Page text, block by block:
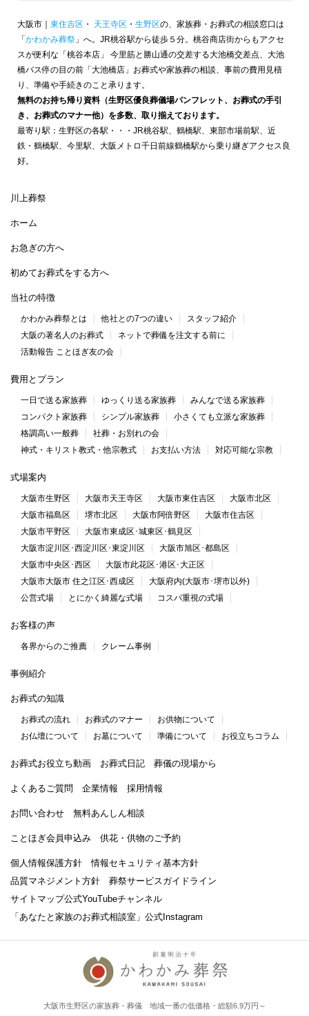
大阪市｜ 東住吉区 ・ 天王寺区 ・ 生野区の、家族葬・お葬式の相談窓口は
「かわかみ葬祭 」へ。JR桃谷駅から徒歩５分。桃谷商店街からもアクセ
スが便利な「桃谷本店」 今里筋と勝山通の交差する大池橋交差点、大池
橋バス停の目の前「大池橋店」お葬式や家族葬の相談、事前の費用見積
り、準備や手続きのこと承ります。
無料のお持ち帰り資料（生野区優良葬儀場パンフレット、お葬式の手引
き、お葬式のマナー他）を多数、取り揃えております。
最寄り駅：生野区の各駅・・・JR桃谷駅、鶴橋駅、東部市場前駅、近
鉄・鶴橋駅、今里駅、大阪メトロ千日前線鶴橋駅から乗り継ぎアクセス良
好。
川上葬祭
ホーム
お急ぎの方へ
初めてお葬式をする方へ
当社の特徴
かわかみ葬祭とは 他社との7つの違い
スタッフ紹介
大阪の著名人のお葬式
ネットで葬儀を注文する前に
活動報告 ことほぎ友の会
費用とプラン
一日で送る家族葬 ゆっくり送る家族葬
みんなで送る家族葬
コンパクト家族葬
シンプル家族葬
小さくても立派な家族葬
格調高い一般葬
社葬・お別れの会
神式・キリスト教式・他宗教式
お支払い方法 対応可能な宗教
式場案内
大阪市生野区 大阪市天王寺区 大阪市東住吉区
大阪市北区
大阪市福島区
堺市北区 大阪市阿倍野区
大阪市住吉区
大阪市平野区
大阪市東成区･城東区･鶴見区
大阪市淀川区･西淀川区･東淀川区
大阪市旭区･都島区
大阪市中央区･西区
大阪市此花区･港区･大正区
大阪市大阪市 住之江区･西成区
大阪府内(大阪市･堺市以外)
公営式場
とにかく綺麗な式場 コスパ重視の式場
お客様の声
各界からのご推薦 クレーム事例
事例紹介
お葬式の知識
お葬式の流れ お葬式のマナー
お供物について
お仏壇について
お墓について 準備について お役立ちコラム
お葬式お役立ち動画 お葬式日記 葬儀の現場から
よくあるご質問 企業情報 採用情報
お問い合わせ 無料あんしん相談
ことほぎ会員申込み 供花・供物のご予約
個人情報保護方針
情報セキュリティ基本方針
品質マネジメント方針
葬祭サービスガイドライン
サイトマップ公式YouTubeチャンネル
「あなたと家族のお葬式相談室」 公式Instagram
大阪市生野区の家族葬・葬儀 地域一番の低価格・総額6.9万円～